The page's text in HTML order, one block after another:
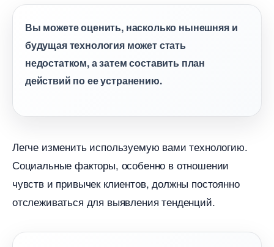
ы можете оценить, насколько нынешняя и
удущая технология может стать
недостатком, а затем составить план
действий по ее устранению.
Легче изменить используемую вами технологию.
Социальные факторы, особенно в отношении
чувств и привычек клиентов, должны постоянно
отслеживаться для выявления тенденций.